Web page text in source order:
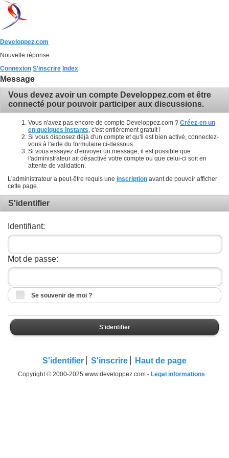
Developpez.com
Nouvelle réponse
Connexion S'inscrire Index
Message
Vous devez avoir un compte Developpez.com et être
connecté pour pouvoir participer aux discussions.
Vous n'avez pas encore de compte Developpez.com ? Créez-en un
en quelques instants , c'est entièrement gratuit !
Si vous disposez déjà d'un compte et qu'il est bien activé, connectez-
vous à l'aide du formulaire ci-dessous.
Si vous essayez d'envoyer un message, il est possible que
l'administrateur ait désactivé votre compte ou que celui-ci soit en
attente de validation.
L'administrateur a peut-être requis une inscription avant de pouvoir afficher
cette page.
S'identifier
Identifiant:
Mot de passe:
Se souvenir de moi ?
S'identifier
S'identifier S'inscrire Haut de page
Copyright © 2000-2025 www.developpez.com - Legal informations